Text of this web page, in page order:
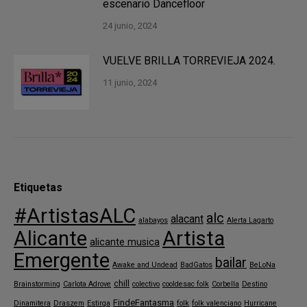
escenario Dancefloor
24 junio, 2024
VUELVE BRILLA TORREVIEJA 2024.
11 junio, 2024
Etiquetas
#ArtistasALC alabayos alacant alc Alerta Lagarto
Alicante alicante musica Artista
Emergente Awake and Undead BadGatos bailar BeLoNa
Brainstorming Carlota Adrove chill colectivo cooldesac folk Corbella Destino
Dinamitera Draszem Estirga FindeFantasma folk folk valenciano Hurricane